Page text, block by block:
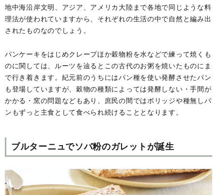
地中海沿岸文明、アジア、アメリカ大陸まで各地で同じような料
理法が使われていますから、それぞれの生活の中で自然と編み出
されたものなのでしょう。
パンケーキをはじめクレープほか穀物粉を水などで練って焼くも
のに関しては、ルーツを辿るとこの古代のお粥を焼いたものにま
で行き着きます。紀元前のうちにはパン種を使い発酵させたパン
も登場していますが、穀物の種類によっては発酵しない・手間が
かかる・窯の問題などもあり、庶民の間ではポリッジや種無しパ
ンもずっと主食として食べられ続けることとなります。
ブルターニュでソバ粉のガレットが誕生